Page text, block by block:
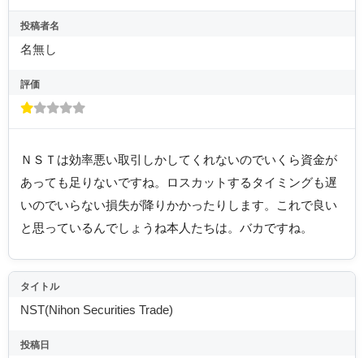
投稿者名
名無し
評価
ＮＳＴは効率悪い取引しかしてくれないのでいくら資金が
あっても足りないですね。ロスカットするタイミングも遅
いのでいらない損失が降りかかったりします。これで良い
と思っているんでしょうね本人たちは。バカですね。
タイトル
NST(Nihon Securities Trade)
投稿日